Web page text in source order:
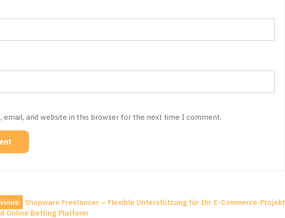
email, and website in this browser for the next time I comment.
Shopware Freelancer – Flexible Unterstützung für Ihr E-Commerce-Projekt
Online Betting Platform